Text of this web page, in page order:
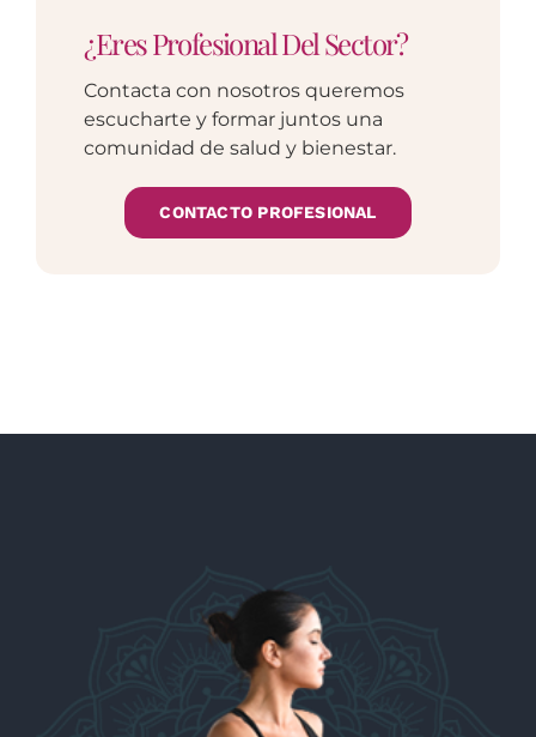
¿Eres Profesional Del Sector?
Contacta con nosotros queremos
escucharte y formar juntos una
comunidad de salud y bienestar.
CONTACTO PROFESIONAL